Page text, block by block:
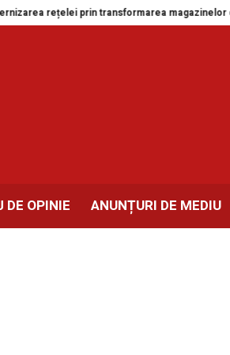
prin transformarea magazinelor din
DE OPINIE ANUNȚURI DE MEDIU